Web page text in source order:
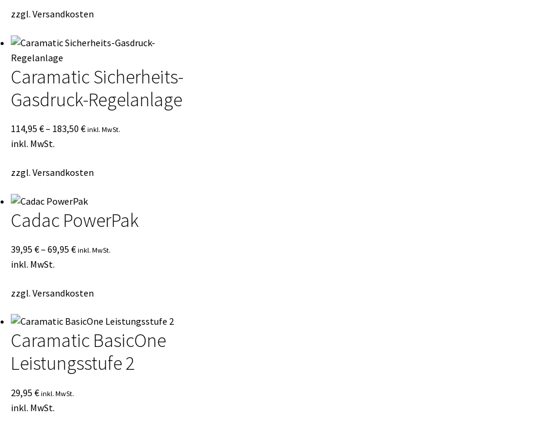
zzgl. Versandkosten
Caramatic Sicherheits-
Gasdruck-Regelanlage
114,95 €– 183,50 € inkl. MwSt.
inkl. MwSt.
zzgl. Versandkosten
Cadac PowerPak
39,95 €– 69,95 € inkl. MwSt.
inkl. MwSt.
zzgl. Versandkosten
Caramatic BasicOne
Leistungsstufe 2
29,95 € inkl. MwSt.
inkl. MwSt.